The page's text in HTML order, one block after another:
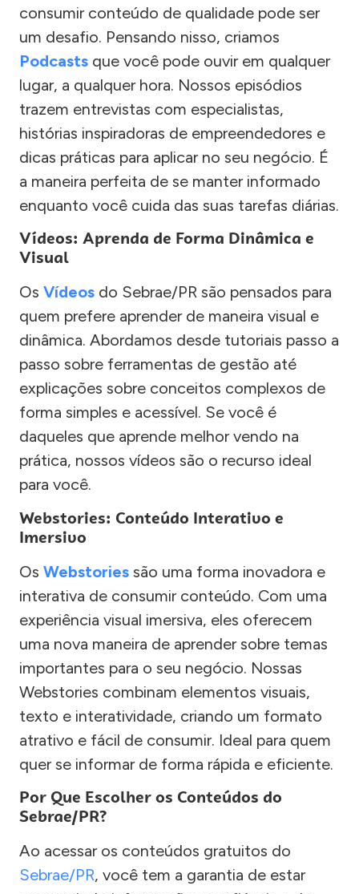
consumir conteúdo de qualidade pode ser
um desafio. Pensando nisso, criamos
Podcasts que você pode ouvir em qualquer
lugar, a qualquer hora. Nossos episódios
trazem entrevistas com especialistas,
histórias inspiradoras de empreendedores e
dicas práticas para aplicar no seu negócio. É
a maneira perfeita de se manter informado
enquanto você cuida das suas tarefas diárias.
Vídeos: Aprenda de Forma Dinâmica e
Visual
Os Vídeos do Sebrae/PR são pensados para
quem prefere aprender de maneira visual e
dinâmica. Abordamos desde tutoriais passo a
passo sobre ferramentas de gestão até
explicações sobre conceitos complexos de
forma simples e acessível. Se você é
daqueles que aprende melhor vendo na
prática, nossos vídeos são o recurso ideal
para você.
Webstories: Conteúdo Interativo e
Imersivo
Os Webstories são uma forma inovadora e
interativa de consumir conteúdo. Com uma
experiência visual imersiva, eles oferecem
uma nova maneira de aprender sobre temas
importantes para o seu negócio. Nossas
Webstories combinam elementos visuais,
texto e interatividade, criando um formato
atrativo e fácil de consumir. Ideal para quem
quer se informar de forma rápida e eficiente.
Por Que Escolher os Conteúdos do
Sebrae/PR?
Ao acessar os conteúdos gratuitos do
Sebrae/PR, você tem a garantia de estar